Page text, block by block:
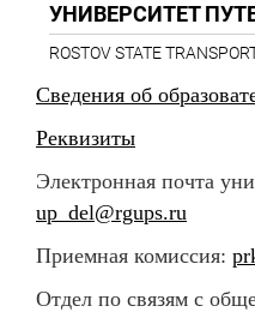
УНИВЕРСИТЕТ
ROSTOV STATE
Сведения об
Реквизиты
Электронная почта
up_del@rgups.ru
Приемная комиссия:
Отдел по связям с